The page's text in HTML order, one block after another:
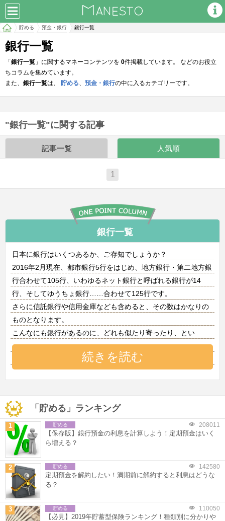
貯める 預金・銀行 銀行一覧
銀行一覧
「 銀行一覧 」に関するマネーコンテンツを 0件掲載しています。 などのお役立
ちコラムを集めています。
また、 銀行一覧は、 貯める、 預金・銀行の中に入るカテゴリーです。
"銀行一覧"に関する記事
記事一覧 人気順
1
銀行一覧
日本に銀行はいくつあるか、ご存知でしょうか？
2016年2月現在、都市銀行5行をはじめ、地方銀行・第二地方銀
行合わせて105行、いわゆるネット銀行と呼ばれる銀行が14
行、そしてゆうちょ銀行……合わせて125行です。
さらに信託銀行や信用金庫なども含めると、その数はかなりの
ものとなります。
こんなにも銀行があるのに、どれも似たり寄ったり、とい
続きを読む
「貯める」ランキング
1 貯める 208011
【保存版】銀行預金の利息を計算しよう！定期預金はいく
ら増える？
2 貯める 142580
定期預金を解約したい！満期前に解約すると利息はどうな
る？
3 貯める 110050
【必見】2019年貯蓄型保険ランキング！種類別に分かりや